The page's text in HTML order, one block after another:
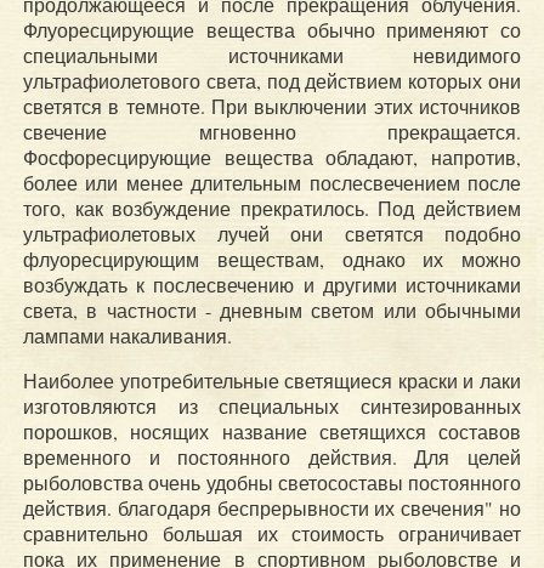
Флуоресцирующие вещества обычно применяют со
специальными источниками невидимого
ультрафиолетового света, под действием которых они
светятся в темноте. При выключении этих источников
свечение мгновенно прекращается.
Фосфоресцирующие вещества обладают, напротив,
более или менее длительным послесвечением после
того, как возбуждение прекратилось. Под действием
ультрафиолетовых лучей они светятся подобно
флуоресцирующим веществам, однако их можно
возбуждать к послесвечению и другими источниками
света, в частности - дневным светом или обычными
лампами накаливания.
Наиболее употребительные светящиеся краски и лаки
изготовляются из специальных синтезированных
порошков, носящих название светящихся составов
временного и постоянного действия. Для целей
рыболовства очень удобны светосоставы постоянного
действия. благодаря беспрерывности их свечения" но
сравнительно большая их стоимость ограничивает
пока их применение в спортивном рыболовстве и